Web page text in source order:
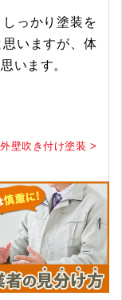
っかり塗装を
いますが、体
います。
壁吹き付け塗装 >